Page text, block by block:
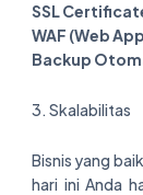
SSL
WAF (Web
Backup
3. Skalabilitas
Bisnis yang
hari ini Anda